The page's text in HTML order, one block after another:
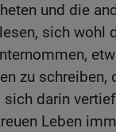
und die
sich wohl
zu schreiben,
sich darin
Leben